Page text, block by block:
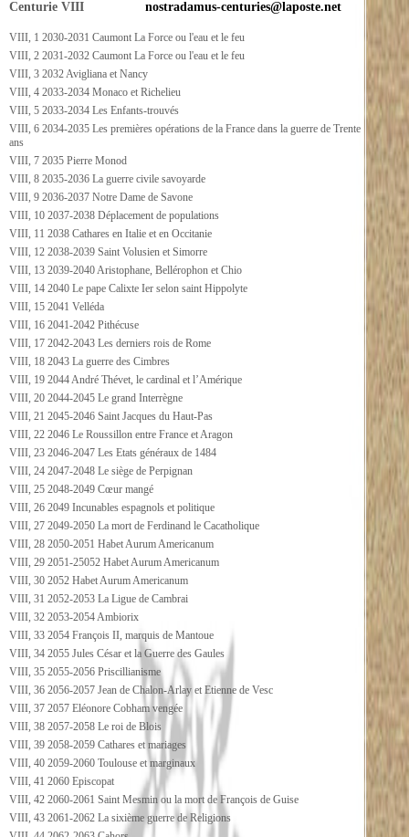
Centurie VIII
VIII, 1 2030-2031 Caumont La Force ou l'eau et le feu
VIII, 2 2031-2032 Caumont La Force ou l'eau et le feu
VIII, 3 2032 Avigliana et Nancy
VIII, 4 2033-2034 Monaco et Richelieu
VIII, 5 2033-2034 Les Enfants-trouvés
VIII, 6 2034-2035 Les premières opérations de la France dans la guerre de Trente
ans
VIII, 7 2035 Pierre Monod
VIII, 8 2035-2036 La guerre civile savoyarde
VIII, 9 2036-2037 Notre Dame de Savone
VIII, 10 2037-2038 Déplacement de populations
VIII, 11 2038 Cathares en Italie et en Occitanie
VIII, 12 2038-2039 Saint Volusien et Simorre
VIII, 13 2039-2040 Aristophane, Bellérophon et Chio
VIII, 14 2040 Le pape Calixte Ier selon saint Hippolyte
VIII, 15 2041 Velléda
VIII, 16 2041-2042 Pithécuse
VIII, 17 2042-2043 Les derniers rois de Rome
VIII, 18 2043 La guerre des Cimbres
VIII, 19 2044 André Thévet, le cardinal et l’Amérique
VIII, 20 2044-2045 Le grand Interrègne
VIII, 21 2045-2046 Saint Jacques du Haut-Pas
VIII, 22 2046 Le Roussillon entre France et Aragon
VIII, 23 2046-2047 Les Etats généraux de 1484
VIII, 24 2047-2048 Le siège de Perpignan
VIII, 25 2048-2049 Cœur mangé
VIII, 26 2049 Incunables espagnols et politique
VIII, 27 2049-2050 La mort de Ferdinand le Cacatholique
VIII, 28 2050-2051 Habet Aurum Americanum
VIII, 29 2051-25052 Habet Aurum Americanum
VIII, 30 2052 Habet Aurum Americanum
VIII, 31 2052-2053 La Ligue de Cambrai
VIII, 32 2053-2054 Ambiorix
VIII, 33 2054 François II, marquis de Mantoue
VIII, 34 2055 Jules César et la Guerre des Gaules
VIII, 35 2055-2056 Priscillianisme
VIII, 36 2056-2057 Jean de Chalon-Arlay et Etienne de Vesc
VIII, 37 2057 Eléonore Cobham vengée
VIII, 38 2057-2058 Le roi de Blois
VIII, 39 2058-2059 Cathares et mariages
VIII, 40 2059-2060 Toulouse et marginaux
VIII, 41 2060 Episcopat
VIII, 42 2060-2061 Saint Mesmin ou la mort de François de Guise
VIII, 43 2061-2062 La sixième guerre de Religions
nostradamus-centuries@laposte.net